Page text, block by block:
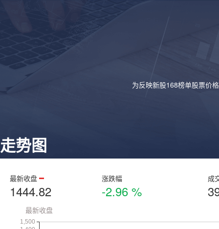
为反映新股168榜单股票价
走势图
最新收盘
1444.82
涨跌幅
-2.96 %
成